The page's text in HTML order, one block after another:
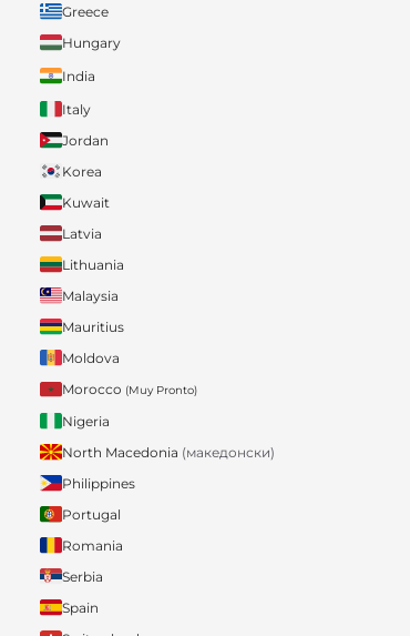
Greece
Hungary
India
Italy
Jordan
Korea
Kuwait
Latvia
Lithuania
Malaysia
Mauritius
Moldova
Morocco (Muy Pronto)
Nigeria
North Macedonia (македонски)
Philippines
Portugal
Romania
Serbia
Spain